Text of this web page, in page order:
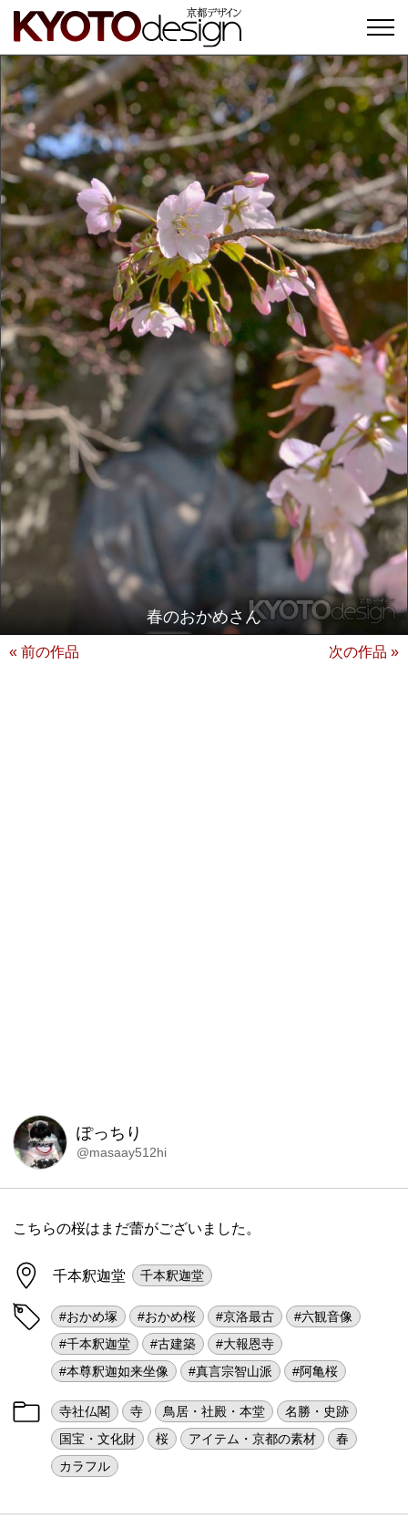
春のおかめさん
« 前の作品 次の作品 »
ぽっちり
@masaay512hi
こちらの桜はまだ蕾がございました。
千本釈迦堂 千本釈迦堂
#おかめ塚 #おかめ桜 #京洛最古
#六観音像
#千本釈迦堂
#古建築
#大報恩寺
#本尊釈迦如来坐像
#真言宗智山派 #阿亀桜
寺社仏閣 寺 鳥居・社殿・本堂
名勝・史跡
国宝・文化財
桜 アイテム・京都の素材
春
カラフル